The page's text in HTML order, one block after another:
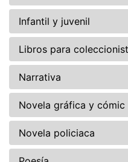
Infantil y juvenil
Libros para
Narrativa
Novela gráfica y cómic
Novela policiaca